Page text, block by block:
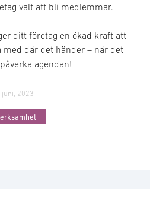
valt att bli medlemmar.
ditt företag en ökad kraft att
med där det händer – när det
agendan!
juni, 2023